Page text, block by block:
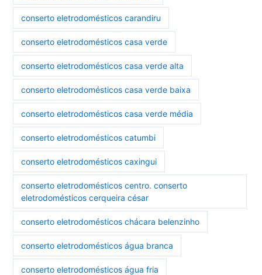
conserto eletrodomésticos carandiru
conserto eletrodomésticos casa verde
conserto eletrodomésticos casa verde alta
conserto eletrodomésticos casa verde baixa
conserto eletrodomésticos casa verde média
conserto eletrodomésticos catumbi
conserto eletrodomésticos caxingui
conserto eletrodomésticos centro. conserto
eletrodomésticos cerqueira césar
conserto eletrodomésticos chácara belenzinho
conserto eletrodomésticos água branca
conserto eletrodomésticos água fria